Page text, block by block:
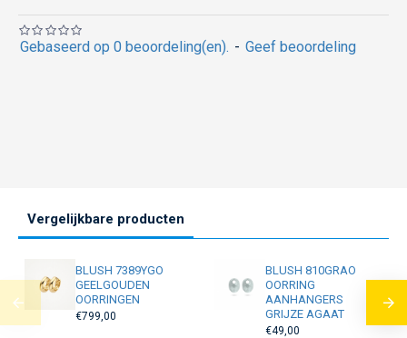
Gebaseerd op 0 beoordeling(en). - Geef beoordeling
Vergelijkbare producten
BLUSH 7389YGO
GEELGOUDEN
OORRINGEN
€799,00
BLUSH 810GRAO
OORRING
AANHANGERS
GRIJZE AGAAT
€49,00